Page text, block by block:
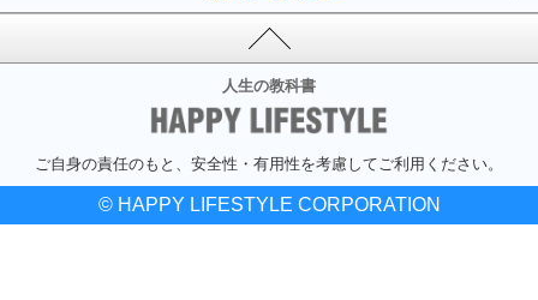
人生の教科書
ご自身の責任のもと、安全性・有用性を考慮してご利用ください。
© HAPPY LIFESTYLE CORPORATION